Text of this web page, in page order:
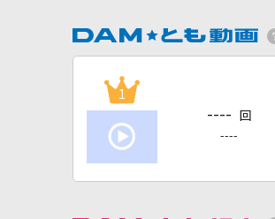
1
---- 回
----